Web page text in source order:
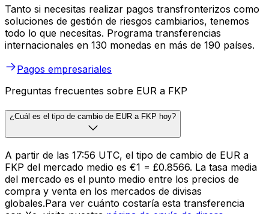
Tanto si necesitas realizar pagos transfronterizos como
soluciones de gestión de riesgos cambiarios, tenemos
todo lo que necesitas. Programa transferencias
internacionales en 130 monedas en más de 190 países.
Pagos empresariales
Preguntas frecuentes sobre EUR a FKP
¿Cuál es el tipo de cambio de EUR a FKP hoy?
A partir de las 17:56 UTC, el tipo de cambio de EUR a
FKP del mercado medio es €1 = £0.8566. La tasa media
del mercado es el punto medio entre los precios de
compra y venta en los mercados de divisas
globales.Para ver cuánto costaría esta transferencia